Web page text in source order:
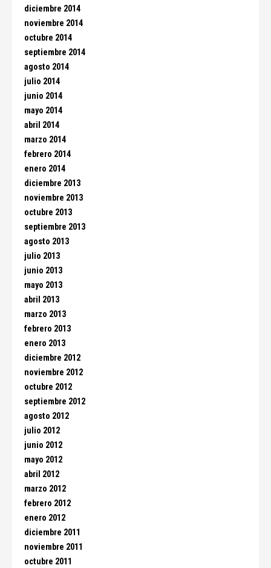
diciembre 2014
noviembre 2014
octubre 2014
septiembre 2014
agosto 2014
julio 2014
junio 2014
mayo 2014
abril 2014
marzo 2014
febrero 2014
enero 2014
diciembre 2013
noviembre 2013
octubre 2013
septiembre 2013
agosto 2013
julio 2013
junio 2013
mayo 2013
abril 2013
marzo 2013
febrero 2013
enero 2013
diciembre 2012
noviembre 2012
octubre 2012
septiembre 2012
agosto 2012
julio 2012
junio 2012
mayo 2012
abril 2012
marzo 2012
febrero 2012
enero 2012
diciembre 2011
noviembre 2011
octubre 2011